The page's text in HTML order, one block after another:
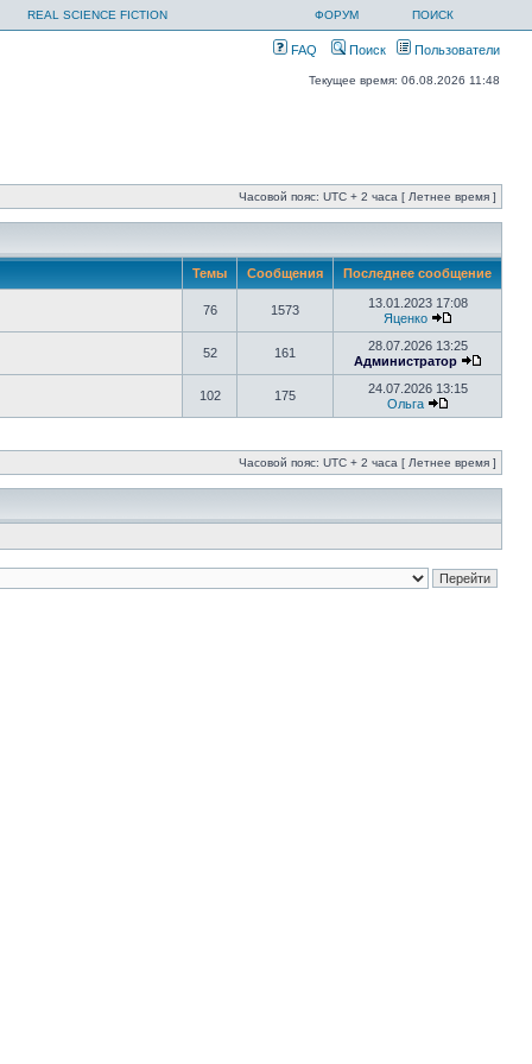
REAL SCIENCE FICTION ФОРУМ ПОИСК
FAQ Поиск Пользователи
Текущее время: 06.08.2026 11:48
Часовой пояс: UTC + 2 часа [ Летнее время ]
Темы Сообщения Последнее сообщение
76 1573
13.01.2023 17:08
Яценко
52 161
28.07.2026 13:25
Администратор
102 175
24.07.2026 13:15
Ольга
Часовой пояс: UTC + 2 часа [ Летнее время ]